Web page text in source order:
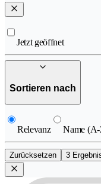
Jetzt geöffnet
Sortieren nach
Relevanz Name
Zurücksetzen 3